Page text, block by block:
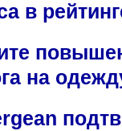
в
на